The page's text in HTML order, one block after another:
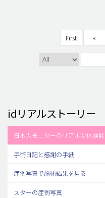
First «
idリアルストーリー
日本人モニターのリアルな体験談
手術日記と感謝の手紙
症例写真で施術結果を見る
スターの症例写真